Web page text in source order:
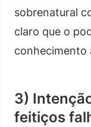
sobrenatural
claro que o
conhecimento
3)
feitiços